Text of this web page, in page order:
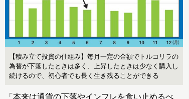
【積み立て投資の仕組み】毎月一定の金額でトルコリラの
為替が下落したときは多く、上昇したときは少なく購入し
続けるので、初心者でも長く生き残ることができる
「本来は通貨の下落やインフレを食い止めるべ